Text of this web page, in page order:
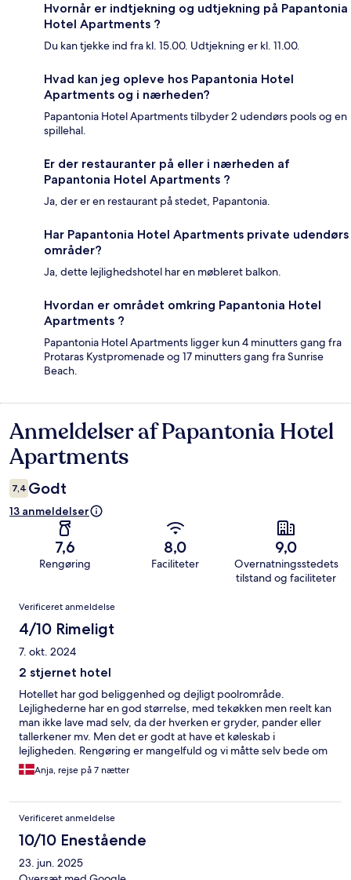
Hvornår er indtjekning og udtjekning på Papantonia
Hotel Apartments ?
Du kan tjekke ind fra kl. 15.00. Udtjekning er kl. 11.00.
Hvad kan jeg opleve hos Papantonia Hotel
Apartments og i nærheden?
Papantonia Hotel Apartments tilbyder 2 udendørs pools og en
spillehal.
Er der restauranter på eller i nærheden af
Papantonia Hotel Apartments ?
Ja, der er en restaurant på stedet, Papantonia.
Har Papantonia Hotel Apartments private udendørs
områder?
Ja, dette lejlighedshotel har en møbleret balkon.
Hvordan er området omkring Papantonia Hotel
Apartments ?
Papantonia Hotel Apartments ligger kun 4 minutters gang fra
Protaras Kystpromenade og 17 minutters gang fra Sunrise
Beach.
Anmeldelser
Anmeldelser af Papantonia Hotel
Apartments
7,4 Godt
13 anmeldelser
7,6
Rengøring
8,0
Faciliteter
9,0
Overnatningsstedets
tilstand og faciliteter
Anmeldelser
Verificeret anmeldelse
4/10 Rimeligt
7. okt. 2024
2 stjernet hotel
Hotellet har god beliggenhed og dejligt poolrområde.
Lejlighederne har en god størrelse, med tekøkken men reelt kan
man ikke lave mad selv, da der hverken er gryder, pander eller
tallerkener mv. Men det er godt at have et køleskab i
lejligheden. Rengøring er mangelfuld og vi måtte selv bede om
nye håndklåder 3 gange og 2 gange glemte de at tømme
skraldespande. Når man sagde det til personale i receptionen
hele den uge vi var der. Burde være et 2 stjernet hotel.
Anja, rejse på 7 nætter
Verificeret anmeldelse
10/10 Enestående
23. jun. 2025